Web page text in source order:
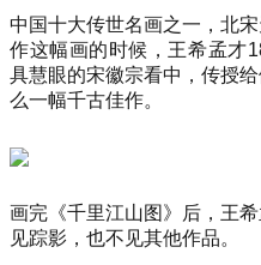
中国十大传世名画之一，北
作这幅画的时候，王希孟才
具慧眼的宋徽宗看中，传授
么一幅千古佳作。
画完《千里江山图》后，王
见踪影，也不见其他作品。